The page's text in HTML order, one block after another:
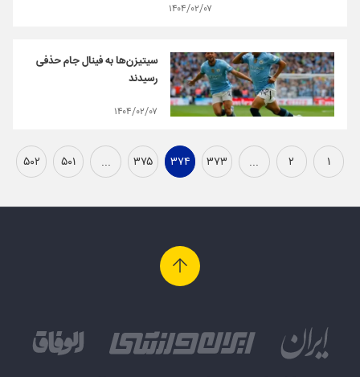
۱۴۰۴/۰۲/۰۷
سیتیزن‌ها به فینال جام حذفی
رسیدند
۱۴۰۴/۰۲/۰۷
۱ ۲ ... ۳۷۳ ۳۷۴ ۳۷۵ ... ۵۰۱ ۵۰۲